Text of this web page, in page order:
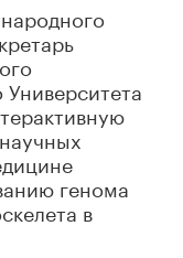
генома
в